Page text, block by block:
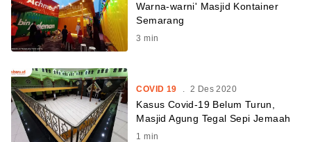
Warna-warni' Masjid Kontainer
Semarang
3 min
COVID 19 2 Des 2020
Kasus Covid-19 Belum Turun,
Masjid Agung Tegal Sepi Jemaah
1 min